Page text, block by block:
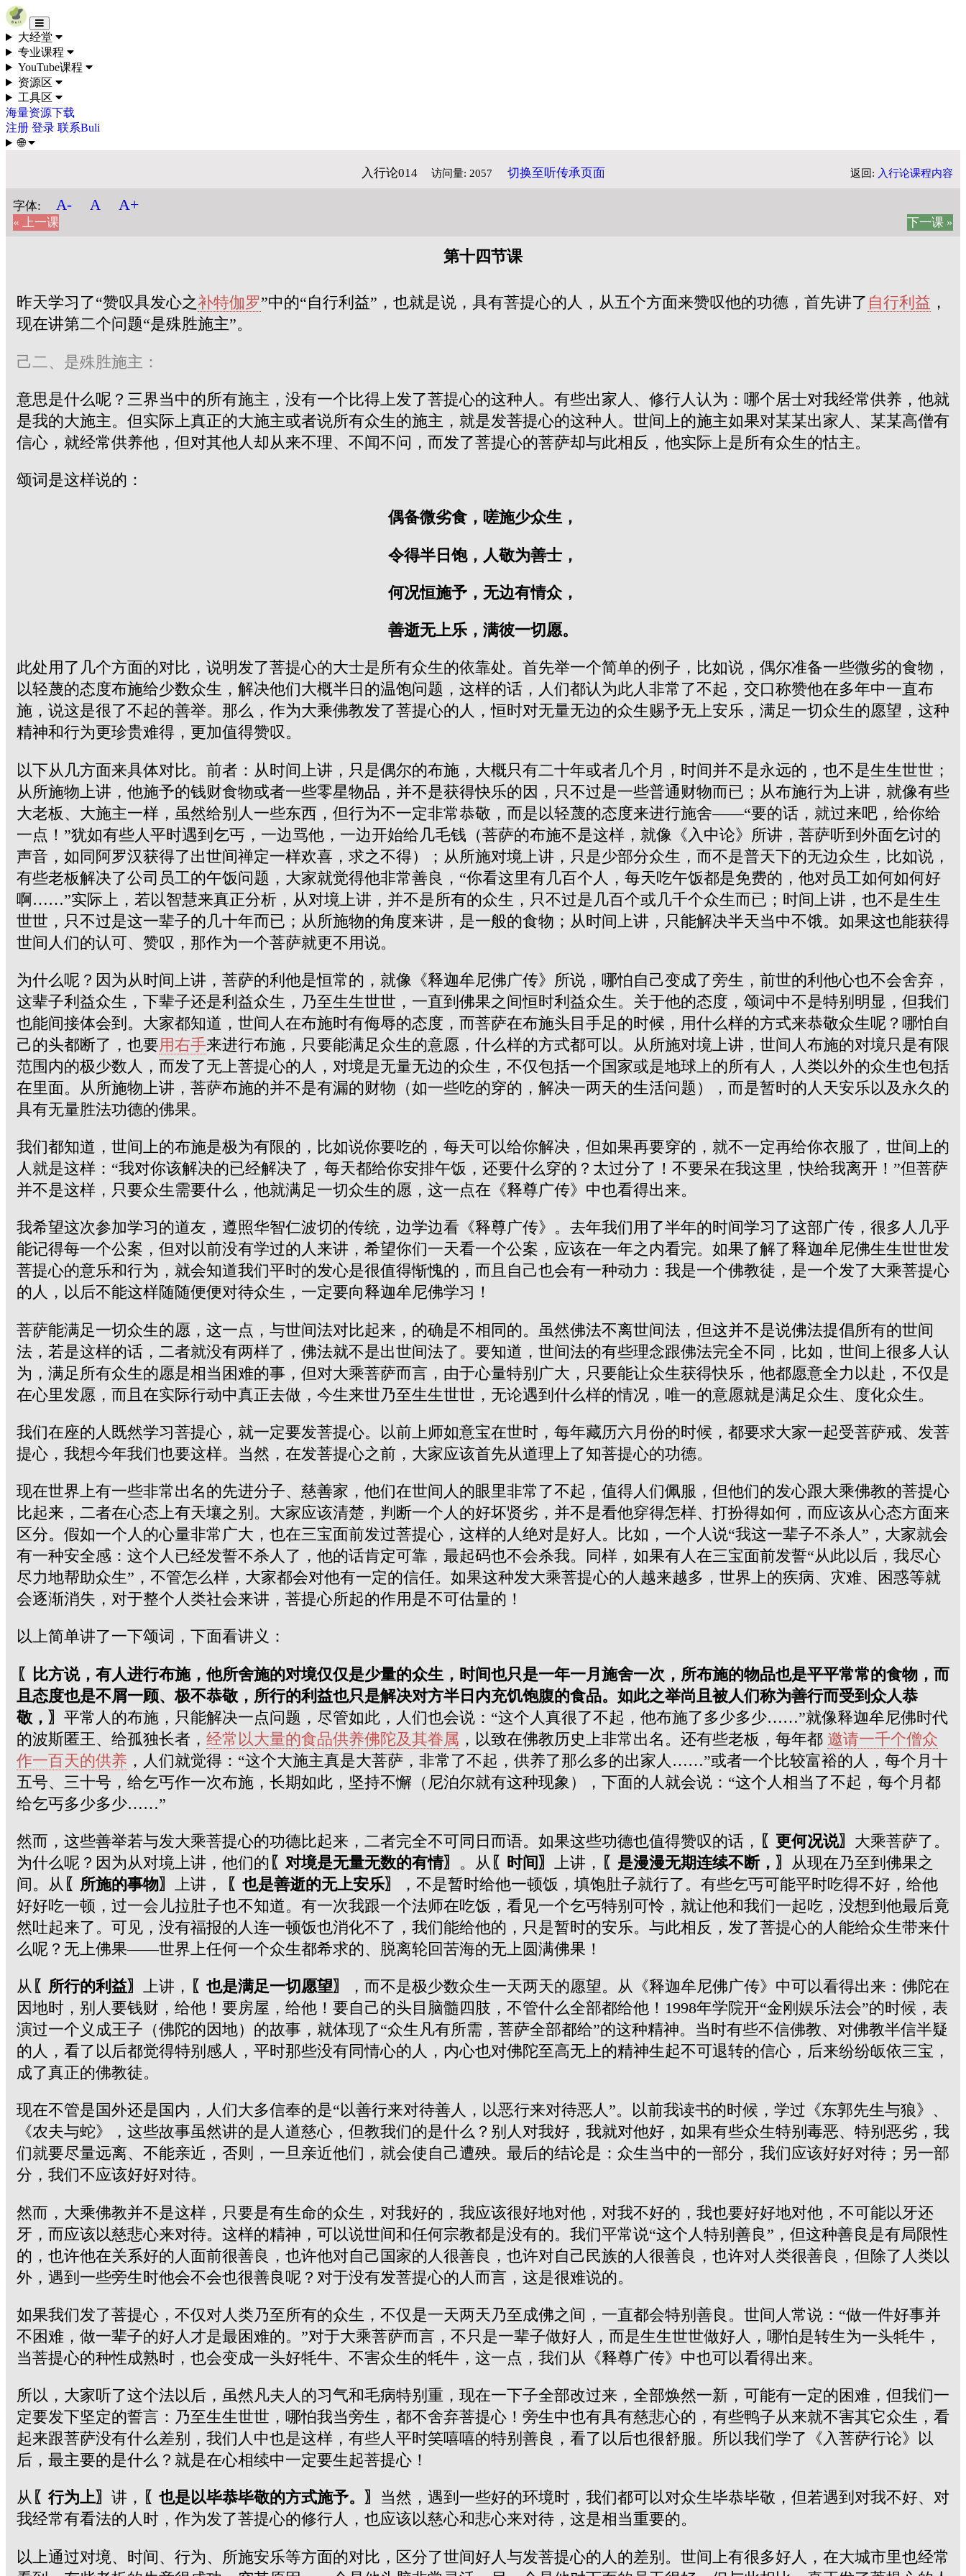
Skip to content
大经堂
专业课程
YouTube课程
资源区
工具区
海量资源下载
注册 登录 联系Buli
🌐
入行论014 访问量: 2057 切换至听传承页面 返回: 入行论课程内容
字体: A- A A+
« 上一课 下一课 »
第十四节课
昨天学习了“赞叹具发心之补特伽罗”中的“自行利益”，也就是说，具有菩提心的人，从五个方面来赞叹他的功德，首先讲了 自行利益 ，
现在讲第二个问题“是殊胜施主”。
己二、是殊胜施主：
意思是什么呢？三界当中的所有施主，没有一个比得上发了菩提心的这种人。有些出家人、修行人认为：哪个居士对我经常供养，他就
是我的大施主。但实际上真正的大施主或者说所有众生的施主，就是发菩提心的这种人。世间上的施主如果对某某出家人、某某高僧有
信心，就经常供养他，但对其他人却从来不理、不闻不问，而发了菩提心的菩萨却与此相反，他实际上是所有众生的怙主。
颂词是这样说的：
偶备微劣食，嗟施少众生，
令得半日饱，人敬为善士，
何况恒施予，无边有情众，
善逝无上乐，满彼一切愿。
此处用了几个方面的对比，说明发了菩提心的大士是所有众生的依靠处。首先举一个简单的例子，比如说，偶尔准备一些微劣的食物，
以轻蔑的态度布施给少数众生，解决他们大概半日的温饱问题，这样的话，人们都认为此人非常了不起，交口称赞他在多年中一直布
施，说这是很了不起的善举。那么，作为大乘佛教发了菩提心的人，恒时对无量无边的众生赐予无上安乐，满足一切众生的愿望，这种
精神和行为更珍贵难得，更加值得赞叹。
以下从几方面来具体对比。前者：从时间上讲，只是偶尔的布施，大概只有二十年或者几个月，时间并不是永远的，也不是生生世世；
从所施物上讲，他施予的钱财食物或者一些零星物品，并不是获得快乐的因，只不过是一些普通财物而已；从布施行为上讲，就像有些
大老板、大施主一样，虽然给别人一些东西，但行为不一定非常恭敬，而是以轻蔑的态度来进行施舍――“要的话，就过来吧，给你给
一点！”犹如有些人平时遇到乞丐，一边骂他，一边开始给几毛钱（菩萨的布施不是这样，就像《入中论》所讲，菩萨听到外面乞讨的
声音，如同阿罗汉获得了出世间禅定一样欢喜，求之不得）；从所施对境上讲，只是少部分众生，而不是普天下的无边众生，比如说，
有些老板解决了公司员工的午饭问题，大家就觉得他非常善良，“你看这里有几百个人，每天吃午饭都是免费的，他对员工如何如何好
啊……”实际上，若以智慧来真正分析，从对境上讲，并不是所有的众生，只不过是几百个或几千个众生而已；时间上讲，也不是生生
世世，只不过是这一辈子的几十年而已；从所施物的角度来讲，是一般的食物；从时间上讲，只能解决半天当中不饿。如果这也能获得
世间人们的认可、赞叹，那作为一个菩萨就更不用说。
为什么呢？因为从时间上讲，菩萨的利他是恒常的，就像《释迦牟尼佛广传》所说，哪怕自己变成了旁生，前世的利他心也不会舍弃，
这辈子利益众生，下辈子还是利益众生，乃至生生世世，一直到佛果之间恒时利益众生。关于他的态度，颂词中不是特别明显，但我们
也能间接体会到。大家都知道，世间人在布施时有侮辱的态度，而菩萨在布施头目手足的时候，用什么样的方式来恭敬众生呢？哪怕自
己的头都断了，也要用右手来进行布施，只要能满足众生的意愿，什么样的方式都可以。从所施对境上讲，世间人布施的对境只是有限
范围内的极少数人，而发了无上菩提心的人，对境是无量无边的众生，不仅包括一个国家或是地球上的所有人，人类以外的众生也包括
在里面。从所施物上讲，菩萨布施的并不是有漏的财物（如一些吃的穿的，解决一两天的生活问题），而是暂时的人天安乐以及永久的
具有无量胜法功德的佛果。
我们都知道，世间上的布施是极为有限的，比如说你要吃的，每天可以给你解决，但如果再要穿的，就不一定再给你衣服了，世间上的
人就是这样：“我对你该解决的已经解决了，每天都给你安排午饭，还要什么穿的？太过分了！不要呆在我这里，快给我离开！”但菩萨
并不是这样，只要众生需要什么，他就满足一切众生的愿，这一点在《释尊广传》中也看得出来。
我希望这次参加学习的道友，遵照华智仁波切的传统，边学边看《释尊广传》。去年我们用了半年的时间学习了这部广传，很多人几乎
能记得每一个公案，但对以前没有学过的人来讲，希望你们一天看一个公案，应该在一年之内看完。如果了解了释迦牟尼佛生生世世发
菩提心的意乐和行为，就会知道我们平时的发心是很值得惭愧的，而且自己也会有一种动力：我是一个佛教徒，是一个发了大乘菩提心
的人，以后不能这样随随便便对待众生，一定要向释迦牟尼佛学习！
菩萨能满足一切众生的愿，这一点，与世间法对比起来，的确是不相同的。虽然佛法不离世间法，但这并不是说佛法提倡所有的世间
法，若是这样的话，二者就没有两样了，佛法就不是出世间法了。要知道，世间法的有些理念跟佛法完全不同，比如，世间上很多人认
为，满足所有众生的愿是相当困难的事，但对大乘菩萨而言，由于心量特别广大，只要能让众生获得快乐，他都愿意全力以赴，不仅是
在心里发愿，而且在实际行动中真正去做，今生来世乃至生生世世，无论遇到什么样的情况，唯一的意愿就是满足众生、度化众生。
我们在座的人既然学习菩提心，就一定要发菩提心。以前上师如意宝在世时，每年藏历六月份的时候，都要求大家一起受菩萨戒、发菩
提心，我想今年我们也要这样。当然，在发菩提心之前，大家应该首先从道理上了知菩提心的功德。
现在世界上有一些非常出名的先进分子、慈善家，他们在世间人的眼里非常了不起，值得人们佩服，但他们的发心跟大乘佛教的菩提心
比起来，二者在心态上有天壤之别。大家应该清楚，判断一个人的好坏贤劣，并不是看他穿得怎样、打扮得如何，而应该从心态方面来
区分。假如一个人的心量非常广大，也在三宝面前发过菩提心，这样的人绝对是好人。比如，一个人说“我这一辈子不杀人”，大家就会
有一种安全感：这个人已经发誓不杀人了，他的话肯定可靠，最起码也不会杀我。同样，如果有人在三宝面前发誓“从此以后，我尽心
尽力地帮助众生”，不管怎么样，大家都会对他有一定的信任。如果这种发大乘菩提心的人越来越多，世界上的疾病、灾难、困惑等就
会逐渐消失，对于整个人类社会来讲，菩提心所起的作用是不可估量的！
以上简单讲了一下颂词，下面看讲义：
〖比方说，有人进行布施，他所舍施的对境仅仅是少量的众生，时间也只是一年一月施舍一次，所布施的物品也是平平常常的食物，而
且态度也是不屑一顾、极不恭敬，所行的利益也只是解决对方半日内充饥饱腹的食品。如此之举尚且被人们称为善行而受到众人恭
敬，〗 平常人的布施，只能解决一点问题，尽管如此，人们也会说：“这个人真很了不起，他布施了多少多少……”就像释迦牟尼佛时代
的波斯匿王、给孤独长者， 经常以大量的食品供养佛陀及其眷属 ，以致在佛教历史上非常出名。还有些老板，每年都 邀请一千个僧众
作一百天的供养 ，人们就觉得：“这个大施主真是大菩萨，非常了不起，供养了那么多的出家人……”或者一个比较富裕的人，每个月十
五号、三十号，给乞丐作一次布施，长期如此，坚持不懈（尼泊尔就有这种现象），下面的人就会说：“这个人相当了不起，每个月都
给乞丐多少多少……”
然而，这些善举若与发大乘菩提心的功德比起来，二者完全不可同日而语。如果这些功德也值得赞叹的话， 〖更何况说〗 大乘菩萨了。
为什么呢？因为从对境上讲，他们的 〖对境是无量无数的有情〗 。从 〖时间〗 上讲， 〖是漫漫无期连续不断，〗
从现在乃至到佛果之
间。从 〖所施的事物〗 上讲， 〖也是善逝的无上安乐〗
，不是暂时给他一顿饭，填饱肚子就行了。有些乞丐可能平时吃得不好，给他
好好吃一顿，过一会儿拉肚子也不知道。有一次我跟一个法师在吃饭，看见一个乞丐特别可怜，就让他和我们一起吃，没想到他最后竟
然吐起来了。可见，没有福报的人连一顿饭也消化不了，我们能给他的，只是暂时的安乐。与此相反，发了菩提心的人能给众生带来什
么呢？无上佛果――世界上任何一个众生都希求的、脱离轮回苦海的无上圆满佛果！
从 〖所行的利益〗 上讲， 〖也是满足一切愿望〗
，而不是极少数众生一天两天的愿望。从《释迦牟尼佛广传》中可以看得出来：佛陀在
因地时，别人要钱财，给他！要房屋，给他！要自己的头目脑髓四肢，不管什么全部都给他！1998年学院开“金刚娱乐法会”的时候，表
演过一个义成王子（佛陀的因地）的故事，就体现了“众生凡有所需，菩萨全部都给”的这种精神。当时有些不信佛教、对佛教半信半疑
的人，看了以后都觉得特别感人，平时那些没有同情心的人，内心也对佛陀至高无上的精神生起不可退转的信心，后来纷纷皈依三宝，
成了真正的佛教徒。
现在不管是国外还是国内，人们大多信奉的是“以善行来对待善人，以恶行来对待恶人”。以前我读书的时候，学过《东郭先生与狼》、
《农夫与蛇》，这些故事虽然讲的是人道慈心，但教我们的是什么？别人对我好，我就对他好，如果有些众生特别毒恶、特别恶劣，我
们就要尽量远离、不能亲近，否则，一旦亲近他们，就会使自己遭殃。最后的结论是：众生当中的一部分，我们应该好好对待；另一部
分，我们不应该好好对待。
然而，大乘佛教并不是这样，只要是有生命的众生，对我好的，我应该很好地对他，对我不好的，我也要好好地对他，不可能以牙还
牙，而应该以慈悲心来对待。这样的精神，可以说世间和任何宗教都是没有的。我们平常说“这个人特别善良”，但这种善良是有局限性
的，也许他在关系好的人面前很善良，也许他对自己国家的人很善良，也许对自己民族的人很善良，也许对人类很善良，但除了人类以
外，遇到一些旁生时他会不会也很善良呢？对于没有发菩提心的人而言，这是很难说的。
如果我们发了菩提心，不仅对人类乃至所有的众生，不仅是一天两天乃至成佛之间，一直都会特别善良。世间人常说：“做一件好事并
不困难，做一辈子的好人才是最困难的。”对于大乘菩萨而言，不只是一辈子做好人，而是生生世世做好人，哪怕是转生为一头牦牛，
当菩提心的种性成熟时，也会变成一头好牦牛、不害众生的牦牛，这一点，我们从《释尊广传》中也可以看得出来。
所以，大家听了这个法以后，虽然凡夫人的习气和毛病特别重，现在一下子全部改过来，全部焕然一新，可能有一定的困难，但我们一
定要发下坚定的誓言：乃至生生世世，哪怕我当旁生，都不舍弃菩提心！旁生中也有具有慈悲心的，有些鸭子从来就不害其它众生，看
起来跟菩萨没有什么差别，我们人中也是这样，有些人平时笑嘻嘻的特别善良，看了以后也很舒服。所以我们学了《入菩萨行论》以
后，最主要的是什么？就是在心相续中一定要生起菩提心！
从 〖行为上〗 讲， 〖也是以毕恭毕敬的方式施予。〗 当然，遇到一些好的环境时，我们都可以对众生毕恭毕敬，但若遇到对我不好、对
我经常有看法的人时，作为发了菩提心的修行人，也应该以慈心和悲心来对待，这是相当重要的。
以上通过对境、时间、行为、所施安乐等方面的对比，区分了世间好人与发菩提心的人的差别。世间上有很多好人，在大城市里也经常